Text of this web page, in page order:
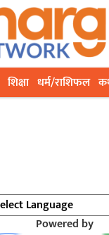
शिक्षा धर्म/राशिफल
Powered by